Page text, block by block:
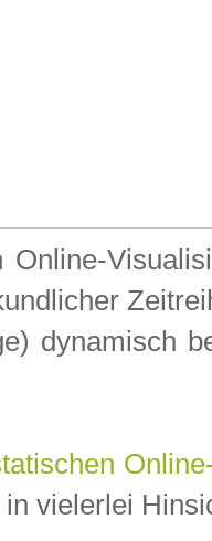
dynamisch
vielerlei